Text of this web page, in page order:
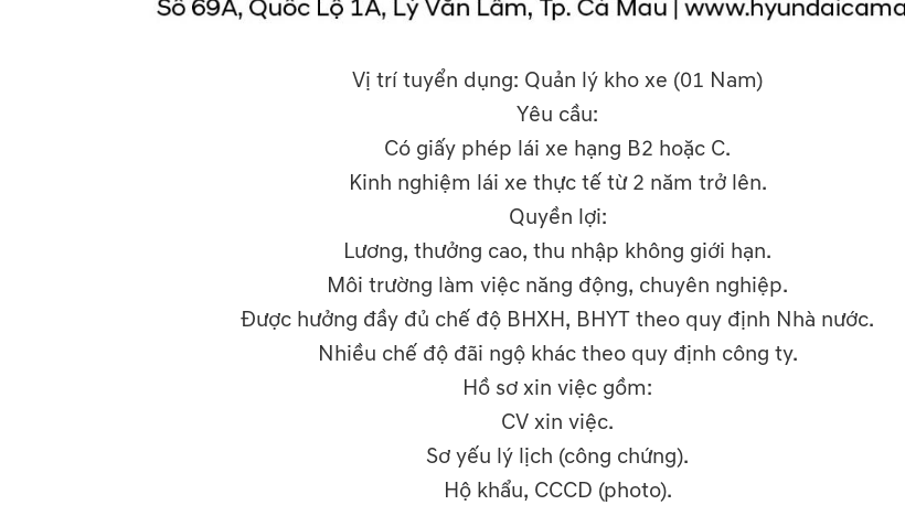
Vị trí tuyển dụng: Quản lý kho xe (01 Nam)
Yêu cầu:
Có giấy phép lái xe hạng B2 hoặc C.
Kinh nghiệm lái xe thực tế từ 2 năm trở lên.
Quyền lợi:
Lương, thưởng cao, thu nhập không giới hạn.
Môi trường làm việc năng động, chuyên nghiệp.
Được hưởng đầy đủ chế độ BHXH, BHYT theo quy định Nhà nước.
Nhiều chế độ đãi ngộ khác theo quy định công ty.
Hồ sơ xin việc gồm:
CV xin việc.
Sơ yếu lý lịch (công chứng).
Hộ khẩu, CCCD (photo).